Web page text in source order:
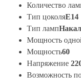
Количество
Тип цоколяE14
Тип ламп
Мощность
Мощность60
Напряжение
Возможность